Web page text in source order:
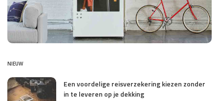
NIEUW
Een voordelige reisverzekering kiezen zonder
in te leveren op je dekking